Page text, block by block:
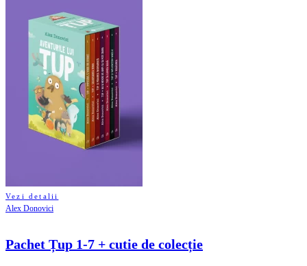
Vezi detalii
Alex Donovici
Pachet Țup 1-7 + cutie de colecție